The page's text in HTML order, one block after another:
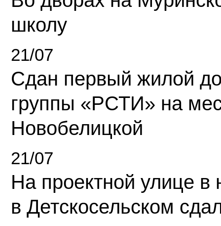
школу
21/07
Сдан первый жилой
группы «РСТИ» на
Новобелицкой
21/07
На проектной улице
в Детскосельском